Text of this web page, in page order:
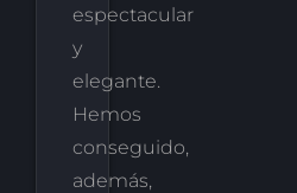
espectacular
y
elegante.
Hemos
conseguido,
además,